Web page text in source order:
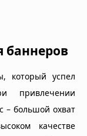
баннеров
который успел
привлечении
– большой охват
качестве